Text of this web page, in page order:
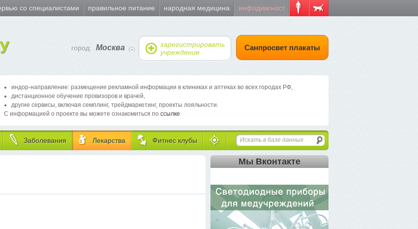
со специалистами правильное питание народная медицина инфодиагност
город: Москва
зарегистрировать
учреждение
Санпросвет плакаты
индор-направление: размещение рекламной информации в клиниках и аптеках во всех городах РФ,
дистанционное обучение провизоров и врачей,
другие сервисы, включая семплинг, трейдмаркетинг, проекты лояльности.
С информацией о проекте вы можете ознакомиться по ссылке
Заболевания Лекарства Фитнес клубы
Мы Вконтакте